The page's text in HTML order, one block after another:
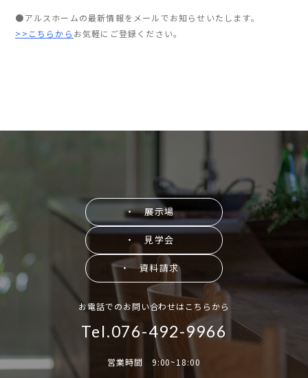
●アルスホームの最新情報をメールでお知らせいたします。
>>こちらから お気軽にご登録ください。
・ 展示場
・ 見学会
・ 資料請求
お電話でのお問い合わせはこちらから
Tel.076-492-9966
営業時間 9:00~18:00